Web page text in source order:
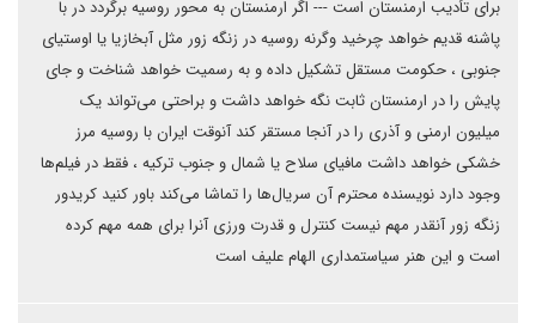
برای تأدیب ارمنستان است --- اگر ارمنستان به محور روسیه برگردد در با
پاشنه قدیم خواهد چرخید وگرنه روسیه در زنگه زور مثل آبخازیا یا اوستیای
جنوبی ، حکومت مستقل تشکیل داده و به رسمیت خواهد شناخت و جای
پایش را در ارمنستان ثابت نگه خواهد داشت و براحتی می‌تواند یک
میلیون ارمنی و آذری را در آنجا مستقر کند آنوقت ایران با روسیه مرز
خشکی خواهد داشت مافیای سلاح یا شمال و جنوب ترکیه ، فقط در فیلم‌ها
وجود دارد نویسنده محترم آن سریال‌ها را تماشا می‌کند باور کنید کریدور
زنگه زور آنقدر مهم نیست کنترل و قدرت ورزی آنرا برای همه مهم کرده
است و این هنر سیاستمداری الهام علیف است